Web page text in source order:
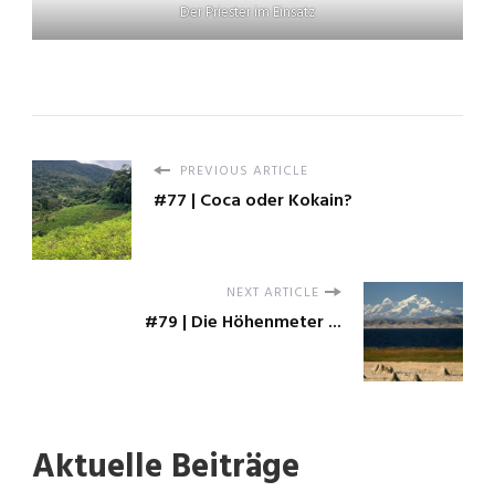
Der Priester im Einsatz
PREVIOUS ARTICLE
#77 | Coca oder Kokain?
NEXT ARTICLE
#79 | Die Höhenmeter ...
Aktuelle Beiträge